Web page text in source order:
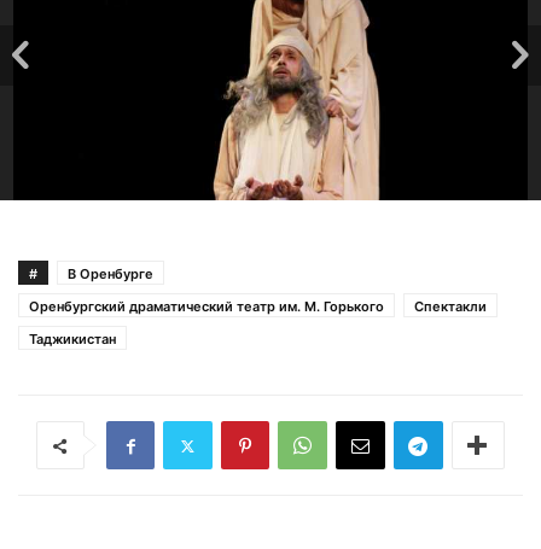
#
В Оренбурге
Оренбургский драматический театр им. М. Горького
Спектакли
Таджикистан